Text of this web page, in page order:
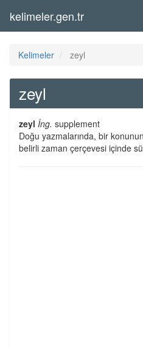
kelimeler.gen.tr
Kelimeler zeyl
zeyl
zeyl İng. supplement
Doğu yazmalarında, bir
belirli zaman çerçevesi içinde